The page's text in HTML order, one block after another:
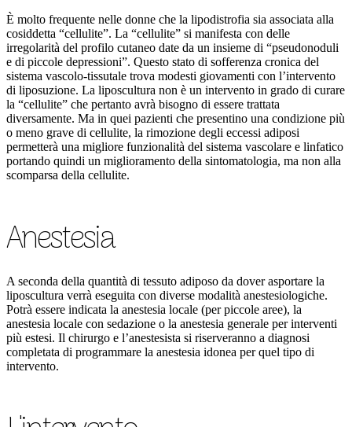
È molto frequente nelle donne che la lipodistrofia sia associata alla
cosiddetta “cellulite”. La “cellulite” si manifesta con delle
irregolarità del profilo cutaneo date da un insieme di “pseudonoduli
e di piccole depressioni”. Questo stato di sofferenza cronica del
sistema vascolo-tissutale trova modesti giovamenti con l’intervento
di liposuzione. La liposcultura non è un intervento in grado di curare
la “cellulite” che pertanto avrà bisogno di essere trattata
diversamente. Ma in quei pazienti che presentino una condizione più
o meno grave di cellulite, la rimozione degli eccessi adiposi
permetterà una migliore funzionalità del sistema vascolare e linfatico
portando quindi un miglioramento della sintomatologia, ma non alla
scomparsa della cellulite.
Anestesia
A seconda della quantità di tessuto adiposo da dover asportare la
liposcultura verrà eseguita con diverse modalità anestesiologiche.
Potrà essere indicata la anestesia locale (per piccole aree), la
anestesia locale con sedazione o la anestesia generale per interventi
più estesi. Il chirurgo e l’anestesista si riserveranno a diagnosi
completata di programmare la anestesia idonea per quel tipo di
intervento.